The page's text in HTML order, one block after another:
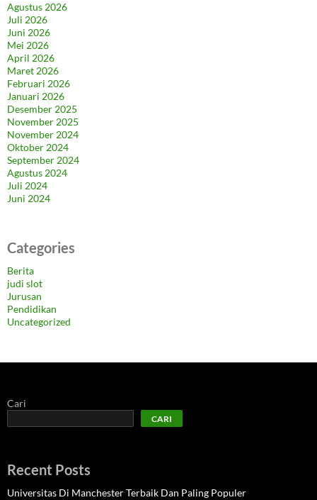
Agustus 2026
Juli 2026
Juni 2026
Mei 2026
April 2026
Maret 2026
Februari 2026
Januari 2026
Desember 2025
November 2025
November 2024
Oktober 2024
September 2024
Agustus 2024
Juli 2024
Juni 2024
Categories
Berita
judi slot
Jurusan
Pendidikan
Uncategorized
Cari
CARI
Recent Posts
Universitas Di Manchester Terbaik Dan Paling Populer